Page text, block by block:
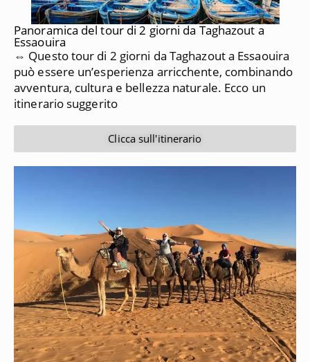
Panoramica del tour di 2 giorni da Taghazout a
Essaouira
⇔ Questo tour di 2 giorni da Taghazout a Essaouira
può essere un’esperienza arricchente, combinando
avventura, cultura e bellezza naturale. Ecco un
itinerario suggerito
Clicca sull'itinerario